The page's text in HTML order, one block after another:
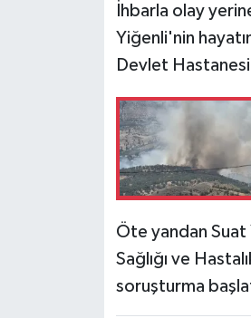
İhbarla olay
Yiğenli'nin
Devlet
Öte yandan Suat
Sağlığı ve
soruşturma